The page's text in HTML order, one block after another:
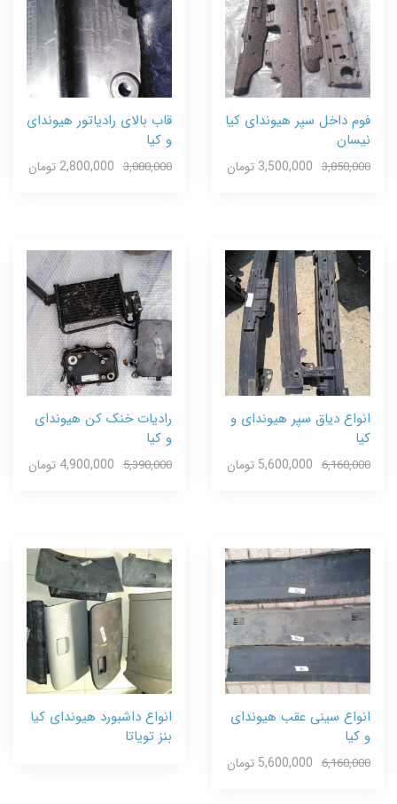
فوم داخل سپر هیوندای کیا
نیسان
3,850,000 3,500,000 تومان
قاب بالای رادیاتور هیوندای
و کیا
3,080,000 2,800,000 تومان
انواع دیاق سپر هیوندای و
کیا
6,160,000 5,600,000 تومان
رادیات خنک کن هیوندای
و کیا
5,390,000 4,900,000 تومان
انواع سینی عقب هیوندای
و کیا
6,160,000 5,600,000 تومان
انواع داشبورد هیوندای کیا
بنز تویاتا